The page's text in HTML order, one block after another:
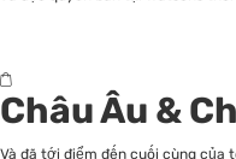
Châu Âu &
Và đã tới điểm đến cuối cùng của